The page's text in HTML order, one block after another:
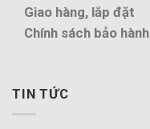
Giao hàng, lắp đặt
Chính sách bảo hành
TIN TỨC